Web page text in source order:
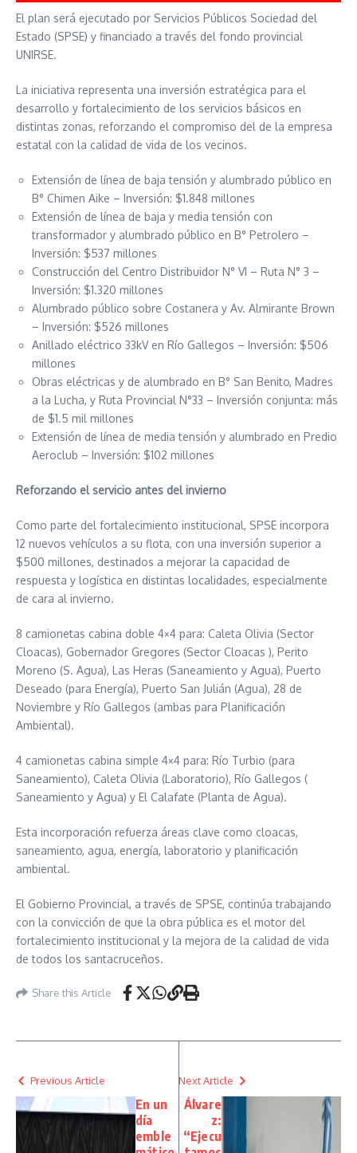
El plan será ejecutado por Servicios Públicos Sociedad del
Estado (SPSE) y financiado a través del fondo provincial
UNIRSE.
La iniciativa representa una inversión estratégica para el
desarrollo y fortalecimiento de los servicios básicos en
distintas zonas, reforzando el compromiso del de la empresa
estatal con la calidad de vida de los vecinos.
Extensión de línea de baja tensión y alumbrado público en
B° Chimen Aike – Inversión: $1.848 millones
Extensión de línea de baja y media tensión con
transformador y alumbrado público en B° Petrolero –
Inversión: $537 millones
Construcción del Centro Distribuidor N° VI – Ruta N° 3 –
Inversión: $1.320 millones
Alumbrado público sobre Costanera y Av. Almirante Brown
– Inversión: $526 millones
Anillado eléctrico 33kV en Río Gallegos – Inversión: $506
millones
Obras eléctricas y de alumbrado en B° San Benito, Madres
a la Lucha, y Ruta Provincial N°33 – Inversión conjunta: más
de $1.5 mil millones
Extensión de línea de media tensión y alumbrado en Predio
Aeroclub – Inversión: $102 millones
Reforzando el servicio antes del invierno
Como parte del fortalecimiento institucional, SPSE incorpora
12 nuevos vehículos a su flota, con una inversión superior a
$500 millones, destinados a mejorar la capacidad de
respuesta y logística en distintas localidades, especialmente
de cara al invierno.
8 camionetas cabina doble 4×4 para: Caleta Olivia (Sector
Cloacas), Gobernador Gregores (Sector Cloacas ), Perito
Moreno (S. Agua), Las Heras (Saneamiento y Agua), Puerto
Deseado (para Energía), Puerto San Julián (Agua), 28 de
Noviembre y Río Gallegos (ambas para Planificación
Ambiental).
4 camionetas cabina simple 4×4 para: Río Turbio (para
Saneamiento), Caleta Olivia (Laboratorio), Río Gallegos (
Saneamiento y Agua) y El Calafate (Planta de Agua).
Esta incorporación refuerza áreas clave como cloacas,
saneamiento, agua, energía, laboratorio y planificación
ambiental.
El Gobierno Provincial, a través de SPSE, continúa trabajando
con la convicción de que la obra pública es el motor del
fortalecimiento institucional y la mejora de la calidad de vida
de todos los santacruceños.
Share this Article
Previous Article
En un
día
emble
Next Article
Álvare
z:
“Ejecu